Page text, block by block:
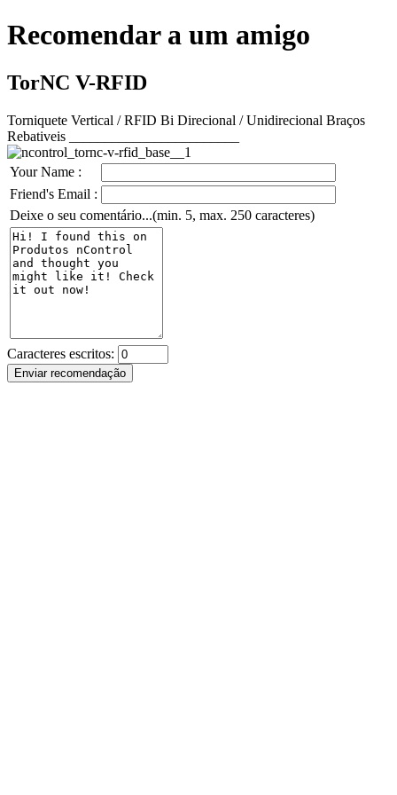
Recomendar a um amigo
TorNC V-RFID
Torniquete Vertical / RFID Bi Direcional / Unidirecional Braços
Rebativeis ________________________
Your Name :
Friend's Email :
Deixe o seu comentário...(min. 5, max. 250 caracteres)
Caracteres escritos: